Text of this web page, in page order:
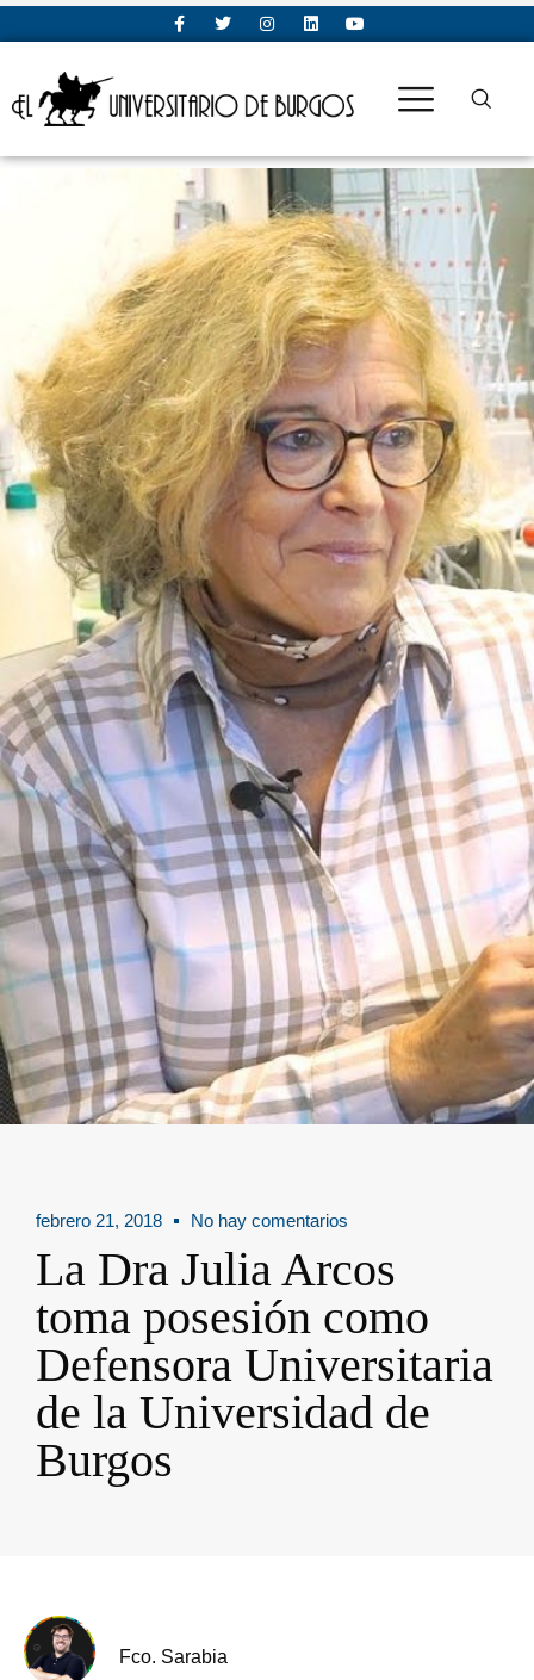
febrero 21, 2018 No hay comentarios
La Dra Julia Arcos
toma posesión como
Defensora Universitaria
de la Universidad de
Burgos
Fco. Sarabia